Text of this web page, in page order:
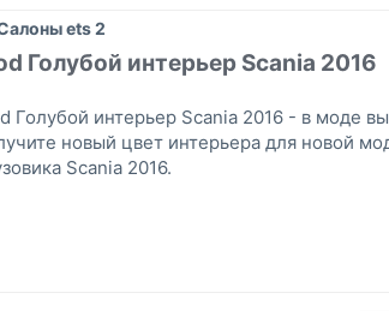
ets 2
Голубой интерьер Scania 2016
Голубой интерьер Scania 2016 - в моде вы
новый цвет интерьера для новой
Scania 2016.